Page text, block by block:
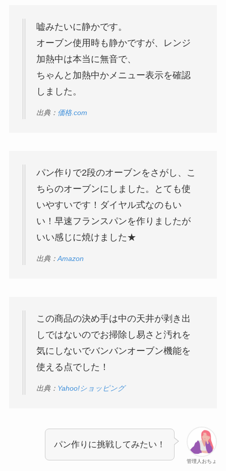
嘘みたいに静かです。
オーブン使用時も静かですが、レンジ
加熱中は本当に無音で、
ちゃんと加熱中かメニュー表示を確認
しました。
出典： 価格.com
パン作りで2段のオーブンをさがし、こ
ちらのオーブンにしました。とても使
いやすいです！ダイヤル式なのもい
い！早速フランスパンを作りましたが
いい感じに焼けました★
出典： Amazon
この商品の決め手は中の天井が剥き出
しではないのでお掃除し易さと汚れを
気にしないでバンバンオーブン機能を
使える点でした！
出典： Yahoo!ショッピング
管理人おちょ
パン作りに挑戦してみたい！